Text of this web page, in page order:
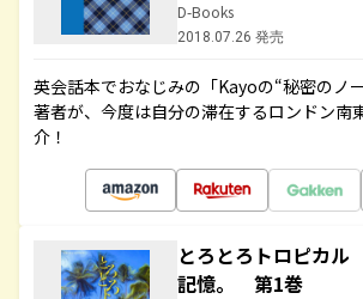
D-Books
2018.07.26 発売
英会話本でおなじみの「Kayoの“秘密のノ
著者が、今度は自分の滞在するロンドン南
介！
とろとろトロピカ
記憶。 第1巻